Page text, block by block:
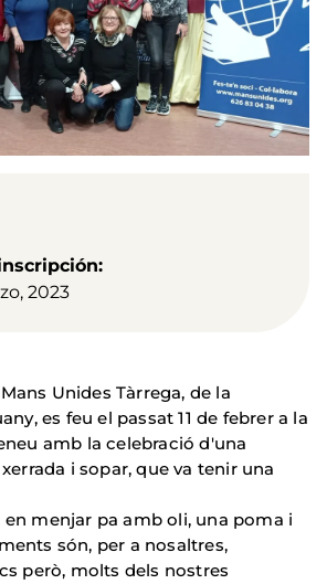
2023
Unides Tàrrega, de la
es feu el passat 11 de febrer a la
amb la celebració d'una
i sopar, que va tenir una
menjar pa amb oli, una poma i
són, per a nosaltres,
però, molts dels nostres